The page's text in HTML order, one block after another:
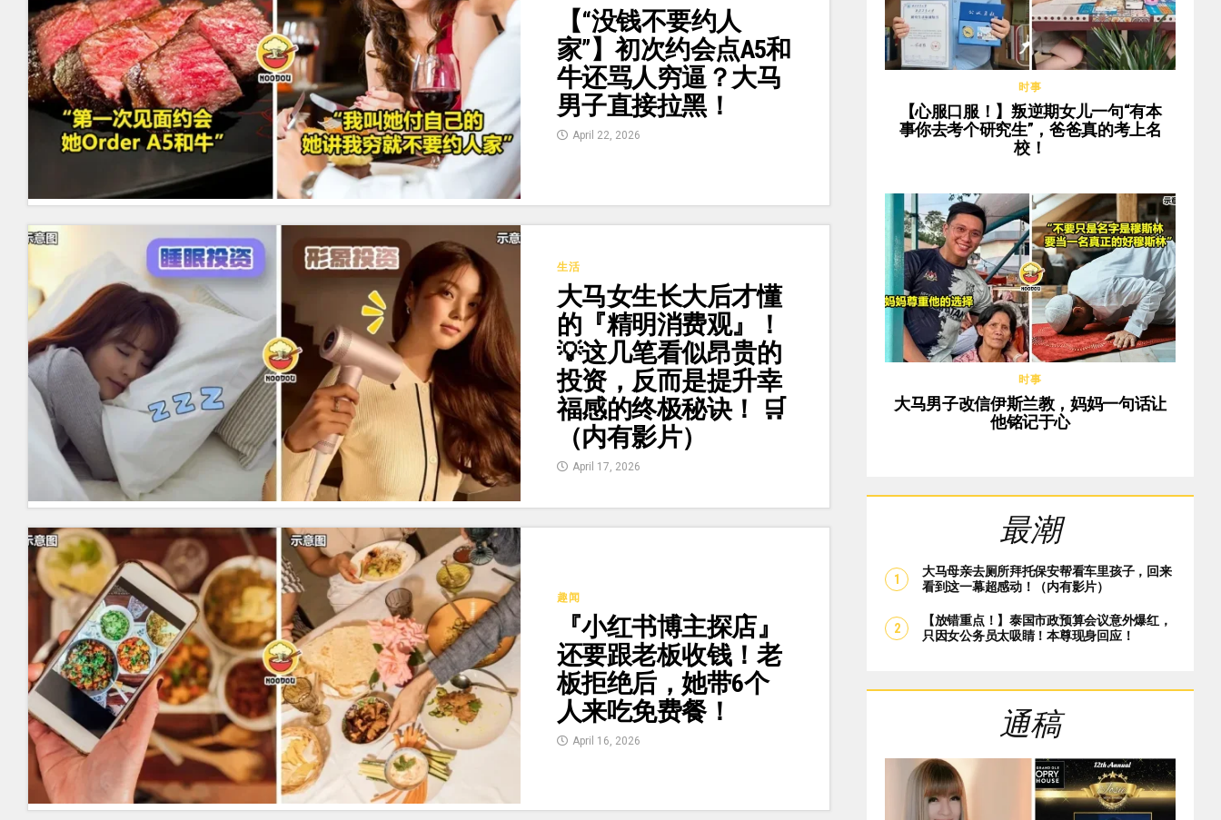
【“没钱不要约人
家”】初次约会点A5和
牛还骂人穷逼？大马
男子直接拉黑！
April 22, 2026
生活
大马女生长大后才懂
的『精明消费观』！
💡这几笔看似昂贵的
投资，反而是提升幸
福感的终极秘诀！ 🛒
（内有影片）
April 17, 2026
趣闻
『小红书博主探店』
还要跟老板收钱！老
板拒绝后，她带6个
人来吃免费餐！
April 16, 2026
时事
【心服口服！】叛逆期女儿一句“有本
事你去考个研究生”，爸爸真的考上名
校！
时事
大马男子改信伊斯兰教，妈妈一句话让
他铭记于心
最潮
大马母亲去厕所拜托保安帮看车里孩子，回来
看到这一幕超感动！（内有影片）
【放错重点！】泰国市政预算会议意外爆红，
只因女公务员太吸睛！本尊现身回应！
通稿